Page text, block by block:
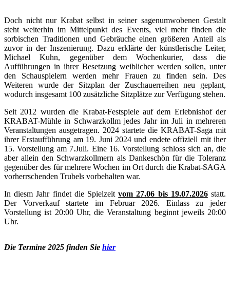
Doch nicht nur Krabat selbst in seiner sagenumwobenen Gestalt
steht weiterhin im Mittelpunkt des Events, viel mehr finden die
sorbischen Traditionen und Gebräuche einen größeren Anteil als
zuvor in der Inszenierung. Dazu erklärte der künstlerische Leiter,
Michael Kuhn, gegenüber dem Wochenkurier, dass die
Aufführungen in ihrer Besetzung weiblicher werden sollen, unter
den Schauspielern werden mehr Frauen zu finden sein. Des
Weiteren wurde der Sitzplan der Zuschauerreihen neu geplant,
wodurch insgesamt 100 zusätzliche Sitzplätze zur Verfügung stehen.
Seit 2012 wurden die Krabat-Festspiele auf dem Erlebnishof der
KRABAT-Mühle in Schwarzkollm jedes Jahr im Juli in mehreren
Veranstaltungen ausgetragen. 2024 startete die KRABAT-Saga mit
ihrer Erstaufführung am 19. Juni 2024 und endete offiziell mit iher
15. Vorstellung am 7.Juli. Eine 16. Vorstellung schloss sich an, die
aber allein den Schwarzkollmern als Dankeschön für die Toleranz
gegenüber des für mehrere Wochen im Ort durch die Krabat-SAGA
vorherrschenden Trubels vorbehalten war.
In diesm Jahr findet die Spielzeitvom 27.06 bis 19.07.2026statt.
Der Vorverkauf startete im Februar 2026. Einlass zu jeder
Vorstellung ist 20:00 Uhr, die Veranstaltung beginnt jeweils 20:00
Uhr.
Die Termine 2025 finden Sie hier